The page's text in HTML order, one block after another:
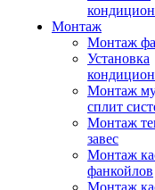
Монтаж
Монтаж
Установка
Монтаж
сплит
Монтаж
завес
Монтаж
фанкойлов
Монтаж